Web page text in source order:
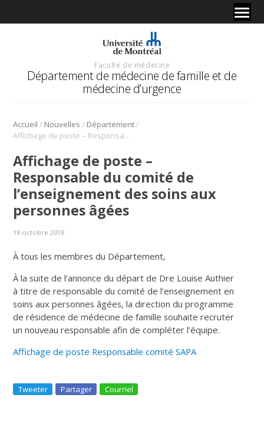
Faculté de médecine
Département de médecine de famille et de
médecine d’urgence
Accueil / Nouvelles / Département/
Affichage de poste – Responsable du comité de l’enseignement des soins aux personnes âgées
Affichage de poste –
Responsable du comité de
l’enseignement des soins aux
personnes âgées
18 octobre 2018
À tous les membres du Département,
À la suite de l’annonce du départ de Dre Louise Authier
à titre de responsable du comité de l’enseignement en
soins aux personnes âgées, la direction du programme
de résidence de médecine de famille souhaite recruter
un nouveau responsable afin de compléter l’équipe.
Affichage de poste Responsable comité SAPA
Tweeter Partager Courriel